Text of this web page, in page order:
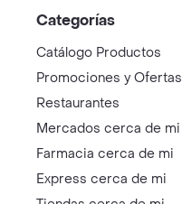
Categorías
Catálogo Productos
Promociones y Ofertas
Restaurantes
Mercados cerca de mi
Farmacia cerca de mi
Express cerca de mi